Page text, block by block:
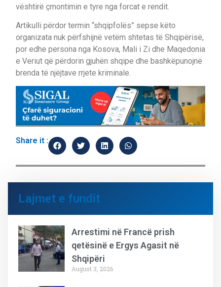
vështirë çmontimin e tyre nga forcat e rendit.
Artikulli përdor termin “shqipfolës” sepse këto
organizata nuk përfshijnë vetëm shtetas të Shqipërisë,
por edhe persona nga Kosova, Mali i Zi dhe Maqedonia
e Veriut që përdorin gjuhën shqipe dhe bashkëpunojnë
brenda të njëjtave rrjete kriminale.
Share it :
Lajmet e fundit
Arrestimi në Francë prish
qetësinë e Ergys Agasit në
Shqipëri
August 3, 2026